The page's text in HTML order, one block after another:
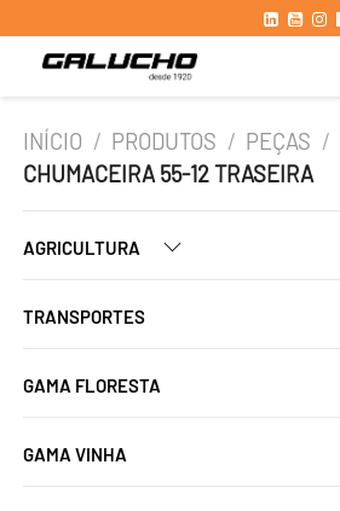
INÍCIO / PRODUTOS / PEÇAS /
CHUMACEIRA 55-12 TRASEIRA
AGRICULTURA
TRANSPORTES
GAMA FLORESTA
GAMA VINHA